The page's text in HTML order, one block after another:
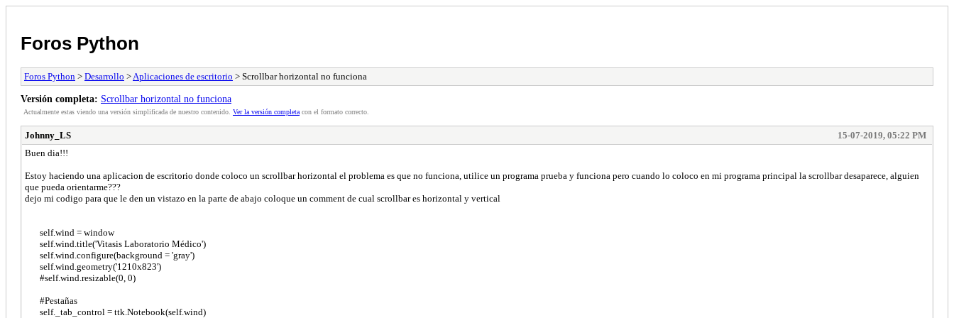
Foros Python
Foros Python > Desarrollo > Aplicaciones de escritorio > Scrollbar horizontal no funciona
Versión completa: Scrollbar horizontal no funciona
Actualmente estas viendo una versión simplificada de nuestro contenido. Ver la versión completa con el formato correcto.
Johnny_LS
15-07-2019, 05:22 PM
Buen dia!!!
Estoy haciendo una aplicacion de escritorio donde coloco un scrollbar horizontal el problema es que no funciona, utilice un programa prueba y funciona pero cuando lo coloco en mi programa principal la scrollbar desaparece, alguien
que pueda orientarme???
dejo mi codigo para que le den un vistazo en la parte de abajo coloque un comment de cual scrollbar es horizontal y vertical
self.wind = window
self.wind.title('Vitasis Laboratorio Médico')
self.wind.configure(background = 'gray')
self.wind.geometry('1210x823')
#self.wind.resizable(0, 0)
#Pestañas
self._tab_control = ttk.Notebook(self.wind)